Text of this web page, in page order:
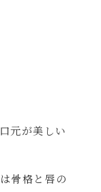
元が美しい
骨格と唇の